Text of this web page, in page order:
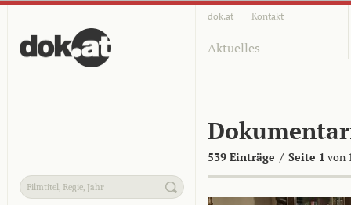
dok.at Kontakt
Aktuelles
539 Einträge / Seite 1 von